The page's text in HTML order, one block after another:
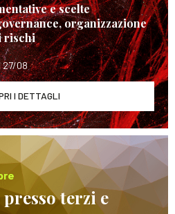
e scelte
organizzazione
rischi
27/08
I DETTAGLI
terzi e